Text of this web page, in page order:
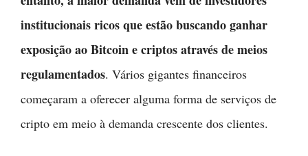
institucionais ricos que estão buscando ganhar
exposição ao Bitcoin e criptos através de meios
regulamentados. Vários gigantes financeiros
começaram a oferecer alguma forma de serviços de
cripto em meio à demanda crescente dos clientes.